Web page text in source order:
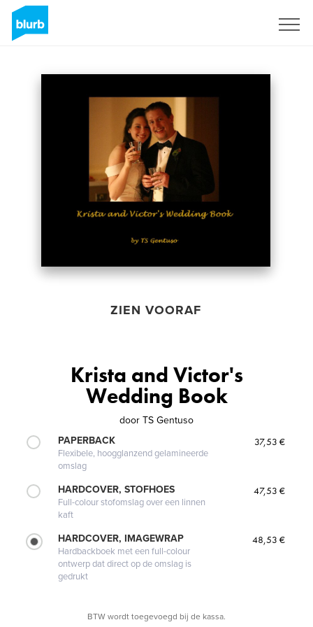
ZIEN VOORAF
Krista and Victor's
Wedding Book
door TS Gentuso
PAPERBACK
Flexibele, hoogglanzend gelamineerde
omslag
37,53 €
HARDCOVER, STOFHOES
Full-colour stofomslag over een linnen
kaft
47,53 €
HARDCOVER, IMAGEWRAP
Hardbackboek met een full-colour
ontwerp dat direct op de omslag is
gedrukt
48,53 €
BTW wordt toegevoegd bij de kassa.